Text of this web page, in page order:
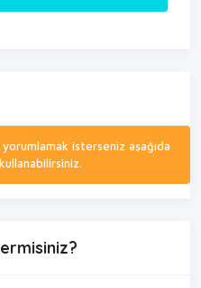
isterseniz aşağıda